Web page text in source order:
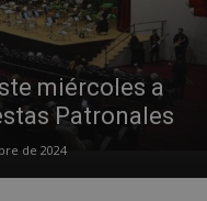
miércoles a
Patronales
de 2024